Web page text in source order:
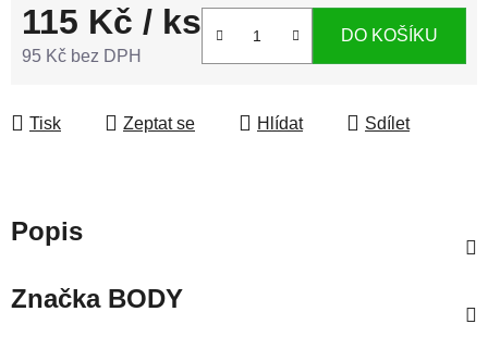
115 Kč / ks
95 Kč bez DPH
DO KOŠÍKU
Tisk Zeptat se Hlídat Sdílet
Popis
ZnačkaBODY